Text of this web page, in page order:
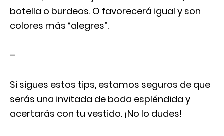
botella o burdeos. O favorecerá igual y son
colores más “alegres”.
–
Si sigues estos tips, estamos seguros de que
serás una invitada de boda espléndida y
acertarás con tu vestido. ¡No lo dudes!